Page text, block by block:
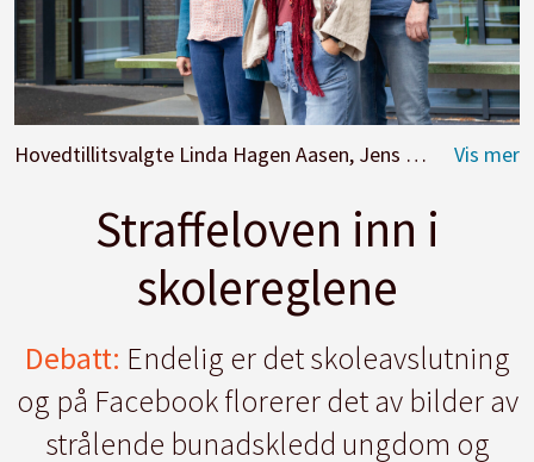
Hovedtillitsvalgte Linda Hagen Aasen, Jens Adolfsen og Merete Henden
Straffeloven inn i
skolereglene
Debatt: Endelig er det skoleavslutning
og på Facebook florerer det av bilder av
strålende bunadskledd ungdom og